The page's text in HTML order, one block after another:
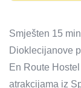
Smješten 15
Dioklecijanove
En Route
atrakcijama iz